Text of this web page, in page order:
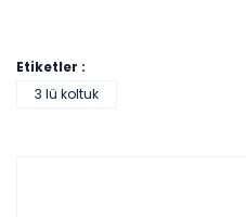
Etiketler :
3 lü koltuk